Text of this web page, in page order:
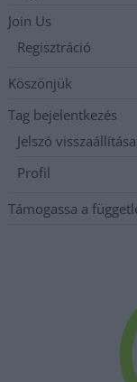
Join Us
Regisztráció
Köszönjük
Tag bejelentkezés
Jelszó visszaállítása
Profil
Támogassa a